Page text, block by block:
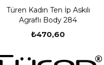
Türen Kadın Ten İp Askılı
Agraflı Body 284
₺470,60